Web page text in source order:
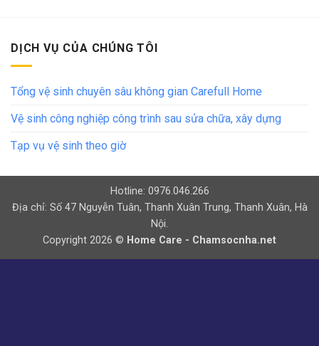
DỊCH VỤ CỦA CHÚNG TÔI
Tổng vệ sinh chuyên sâu không gian Carefull Home
Vệ sinh công nghiệp công trình sau sửa chữa, xây dựng
Tạp vụ vệ sinh theo giờ
Hotline: 0976.046.266
Địa chỉ: Số 47 Nguyễn Tuân, Thanh Xuân Trung, Thanh Xuân, Hà
Nội.
Copyright 2026 © Home Care - Chamsocnha.net